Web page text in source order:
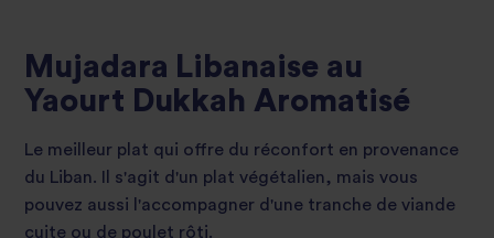
Mujadara Libanaise au
Yaourt Dukkah Aromatisé
Le meilleur plat qui offre du réconfort en provenance
du Liban. Il s'agit d'un plat végétalien, mais vous
pouvez aussi l'accompagner d'une tranche de viande
cuite ou de poulet rôti.